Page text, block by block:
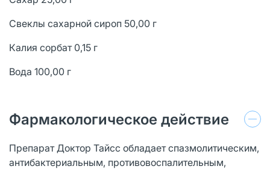
Свеклы сахарной сироп 50,00 г
Калия сорбат 0,15 г
Вода 100,00 г
Фармакологическое действие
Препарат Доктор Тайсс обладает спазмолитическим,
антибактериальным, противовоспалительным,